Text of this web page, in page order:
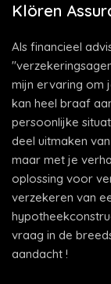
Klören
Als financieel
mijn ervaring om
kan heel braaf
persoonlijke
deel uitmaken
maar met je
oplossing voor
verzekeren van
vraag in de
aandacht !